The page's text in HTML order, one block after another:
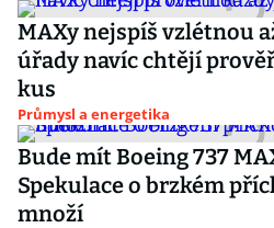
MAXy nejspíš vzlétnou
úřady navíc chtějí
kus
Průmysl a energetika
Bude mít Boeing 737
Spekulace o brzkém
množí